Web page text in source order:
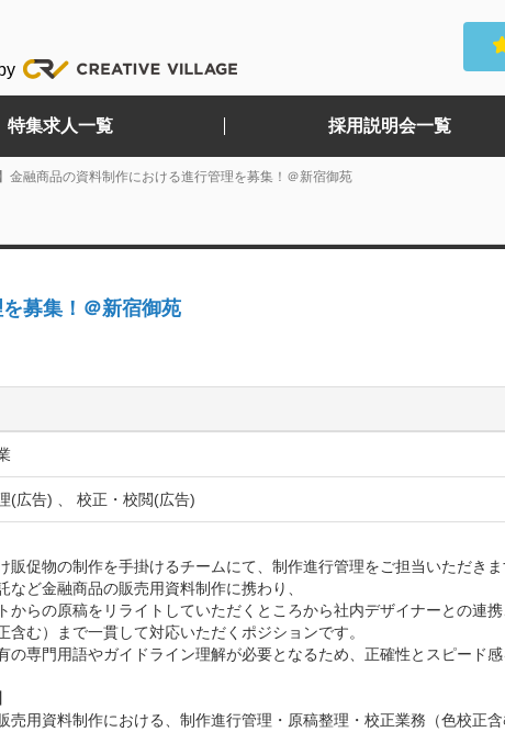
特集求人一覧 採用説明会一覧
】金融商品の資料制作における進行管理を募集！＠新宿御苑
募集！＠新宿御苑
(広告) 、 校正・校閲(広告)
販促物の制作を手掛けるチームにて、制作進行管理をご担当いただきま
など金融商品の販売用資料制作に携わり、
からの原稿をリライトしていただくところから社内デザイナーとの連携
含む）まで一貫して対応いただくポジションです。
の専門用語やガイドライン理解が必要となるため、正確性とスピード感
売用資料制作における、制作進行管理・原稿整理・校正業務（色校正含